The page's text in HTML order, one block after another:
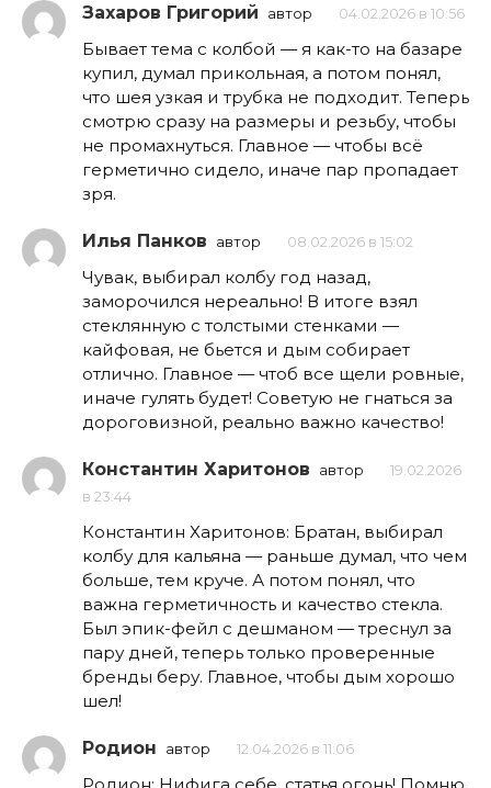
Захаров Григорий автор 04.02.2026 в 10:56
Бывает тема с колбой — я как-то на базаре
купил, думал прикольная, а потом понял,
что шея узкая и трубка не подходит. Теперь
смотрю сразу на размеры и резьбу, чтобы
не промахнуться. Главное — чтобы всё
герметично сидело, иначе пар пропадает
зря.
Илья Панков автор 08.02.2026 в 15:02
Чувак, выбирал колбу год назад,
заморочился нереально! В итоге взял
стеклянную с толстыми стенками —
кайфовая, не бьется и дым собирает
отлично. Главное — чтоб все щели ровные,
иначе гулять будет! Советую не гнаться за
дороговизной, реально важно качество!
Константин Харитонов автор
19.02.2026
в 23:44
Константин Харитонов: Братан, выбирал
колбу для кальяна — раньше думал, что чем
больше, тем круче. А потом понял, что
важна герметичность и качество стекла.
Был эпик-фейл с дешманом — треснул за
пару дней, теперь только проверенные
бренды беру. Главное, чтобы дым хорошо
шел!
Родион автор 12.04.2026 в 11:06
Родион: Нифига себе, статья огонь! Помню,